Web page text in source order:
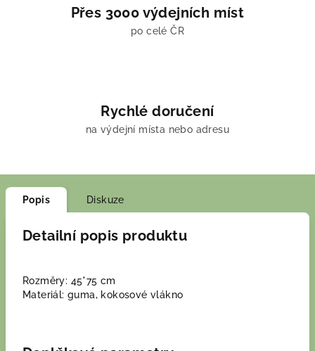
Přes 3000 výdejních míst
po celé ČR
Rychlé doručení
na výdejní místa nebo adresu
Popis Diskuze
Detailní popis produktu
Rozměry: 45*75 cm
Materiál: guma, kokosové vlákno